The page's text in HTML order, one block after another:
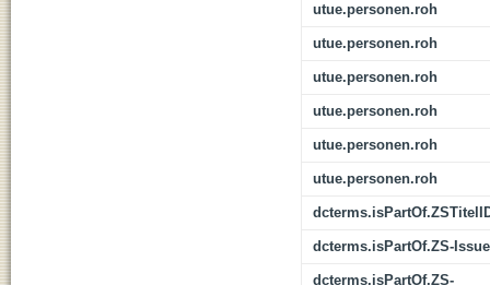
utue.personen.roh
utue.personen.roh
utue.personen.roh
utue.personen.roh
utue.personen.roh
utue.personen.roh
dcterms.isPartOf.ZS-Issue
dcterms.isPartOf.ZS-